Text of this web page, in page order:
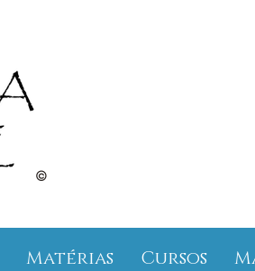
©
Matérias Cursos